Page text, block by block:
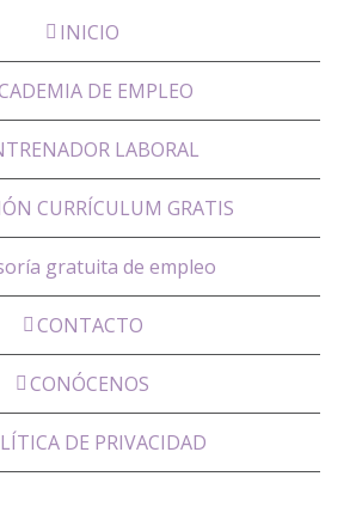
INICIO
DE EMPLEO
LABORAL
CURRÍCULUM GRATIS
gratuita de empleo
CONTACTO
CONÓCENOS
DE PRIVACIDAD